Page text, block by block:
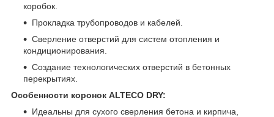
коробок.
Прокладка трубопроводов и кабелей.
Сверление отверстий для систем отопления и
кондиционирования.
Создание технологических отверстий в бетонных
перекрытиях.
Особенности коронок ALTECO DRY:
Идеальны для сухого сверления бетона и кирпича,